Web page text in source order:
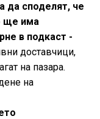
да споделят, че
ще има
в подкаст -
доставчици,
на пазара.
на